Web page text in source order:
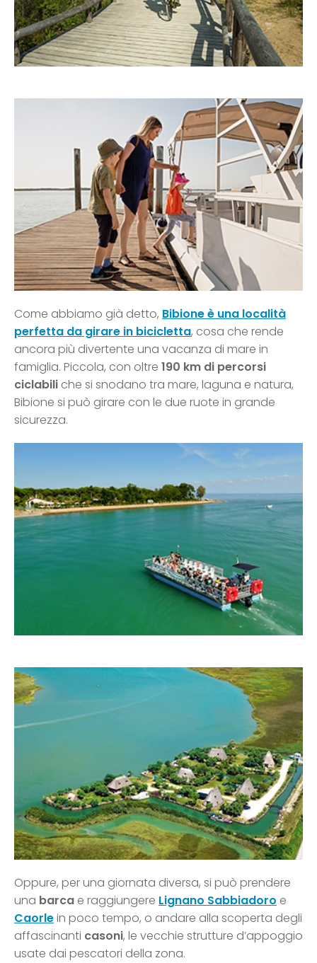
Come abbiamo già detto, Bibione è una località
perfetta da girare in bicicletta, cosa che rende
ancora più divertente una vacanza di mare in
famiglia. Piccola, con oltre 190 km di percorsi
ciclabili che si snodano tra mare, laguna e natura,
Bibione si può girare con le due ruote in grande
sicurezza.
Oppure, per una giornata diversa, si può prendere
una barca e raggiungere Lignano Sabbiadoro e
Caorlein poco tempo, o andare alla scoperta degli
affascinanti casoni, le vecchie strutture d’appoggio
usate dai pescatori della zona.